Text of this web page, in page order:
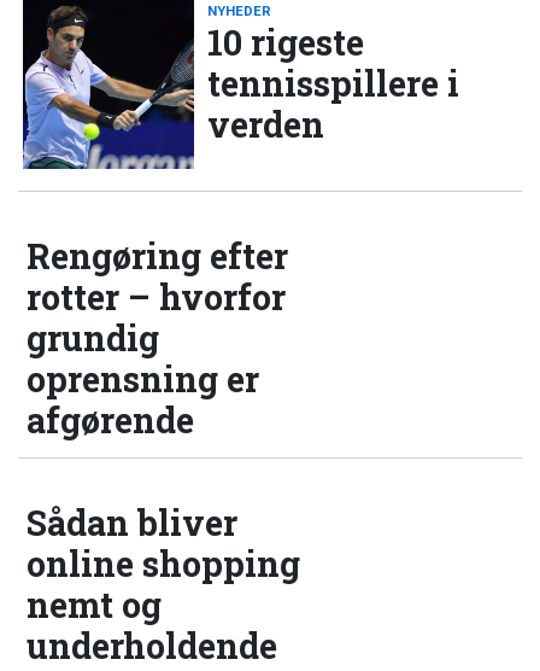
NYHEDER
10 rigeste
tennisspillere i
verden
Rengøring efter
rotter – hvorfor
grundig
oprensning er
afgørende
Sådan bliver
online shopping
nemt og
underholdende